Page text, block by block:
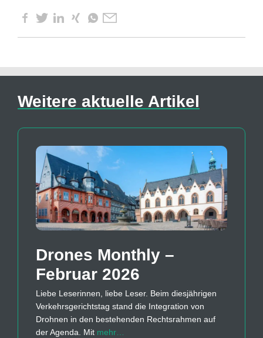
Weitere aktuelle Artikel
Drones Monthly –
Februar 2026
Liebe Leserinnen, liebe Leser. Beim diesjährigen
Verkehrsgerichtstag stand die Integration von
Drohnen in den bestehenden Rechtsrahmen auf
der Agenda. Mit mehr…